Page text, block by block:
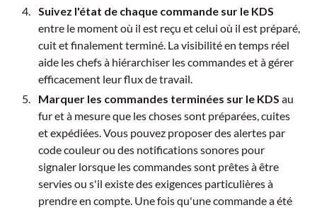
Suivez l'état de chaque commande sur le KDS
entre le moment où il est reçu et celui où il est préparé,
cuit et finalement terminé. La visibilité en temps réel
aide les chefs à hiérarchiser les commandes et à gérer
efficacement leur flux de travail.
Marquer les commandes terminées sur le KDSau
fur et à mesure que les choses sont préparées, cuites
et expédiées. Vous pouvez proposer des alertes par
code couleur ou des notifications sonores pour
signaler lorsque les commandes sont prêtes à être
servies ou s'il existe des exigences particulières à
prendre en compte. Une fois qu'une commande a été